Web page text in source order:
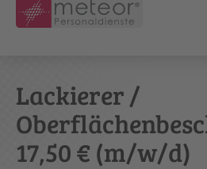
Lackierer /
17,50 € (m/w/d)